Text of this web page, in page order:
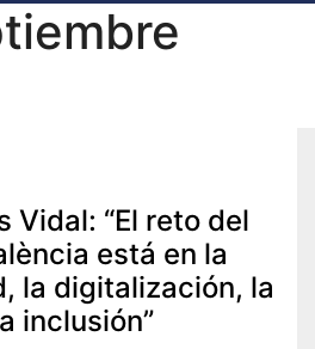
Vidal: “El reto del
está en la
la digitalización, la
inclusión”